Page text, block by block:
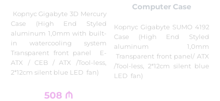
Корпус Gigabyte 3D Mercury
Case (High End Styled
aluminum 1,0mm with built-
in watercooling system
Transparent front panel E-
ATX / CEB / ATX /Tool-less,
2*12cm silent blue LED fan)
508 ₼
Computer Case
Корпус Gigabyte SUMO 4192
Case (High End Styled
aluminum 1,0mm
Transparent front panel/ ATX
/Tool-less, 2*12cm silent blue
LED fan)